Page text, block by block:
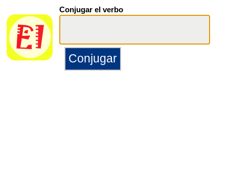
Conjugar el verbo